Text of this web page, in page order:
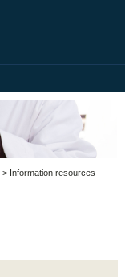
> Information resources